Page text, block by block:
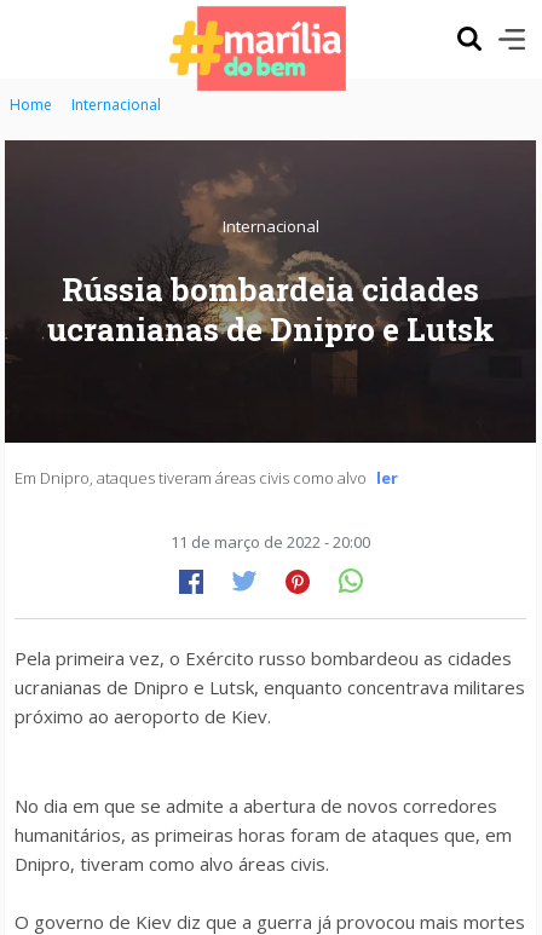
Home Internacional
Internacional
Rússia bombardeia cidades
ucranianas de Dnipro e Lutsk
Em Dnipro, ataques tiveram áreas civis como alvo ler
11 de março de 2022 - 20:00
Pela primeira vez, o Exército russo bombardeou as cidades
ucranianas de Dnipro e Lutsk, enquanto concentrava militares
próximo ao aeroporto de Kiev.
No dia em que se admite a abertura de novos corredores
humanitários, as primeiras horas foram de ataques que, em
Dnipro, tiveram como alvo áreas civis.
O governo de Kiev diz que a guerra já provocou mais mortes